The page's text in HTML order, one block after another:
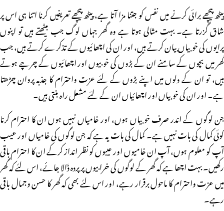
پیٹھ پیچھے برائی کرنے میں نفس کو جتنا مزا آتا ہے، پیٹھ پیچھے تعریفیں کرنا اتنا ہی اس پر
شاق گزرتا ہے۔ بہت مثالی ہوتا ہے وہ گھر جہاں لوگ جب بیٹھتے ہیں تو اپنوں
پرایوں کی خوبیاں بیان کرتے ہیں، اور ان کی اچھائیوں کے تذکرے کرتے ہیں، جب
گھر میں بچوں کے سامنے ان کے بڑوں کی خوبیوں اور اچھائیوں کے چرچے ہوتے
ہیں، تو ان کے دلوں میں اپنے بڑوں کے لئے عزت واحترام کا جذبہ پروان چڑھتا
ہے۔ اور ان کی خوبیاں اور اچھائیاں ان کے لئے مشعل راہ بنتی ہیں۔
جن لوگوں کے اندر صرف خوبیاں ہوں، اور خامیاں نہیں ہوں ان کا احترام کرنا
کوئی کمال کی بات نہیں ہے۔ کمال کی بات یہ ہے کہ جن لوگوں کی خامیاں اور عیب
آپ کو معلوم ہوں، آپ ان خامیوں اور عیبوں کو نظر انداز کرکے ان کا احترام باقی
رکھیں۔ بہت اچھا ہے کہ گھر کے لوگوں کی خرابیوں پر پردہ ڈالا جائے، اس لئے کہ گھر
میں عزت واحترام کا ماحول برقرار رہے، اور اس لئے بھی کہ گھر کا حسن وجمال باقی
رہے۔